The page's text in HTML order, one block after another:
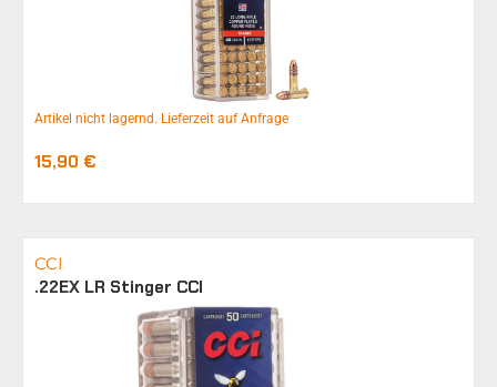
Artikel nicht lagernd. Lieferzeit auf Anfrage
15,90 €
CCI
.22EX LR Stinger CCI